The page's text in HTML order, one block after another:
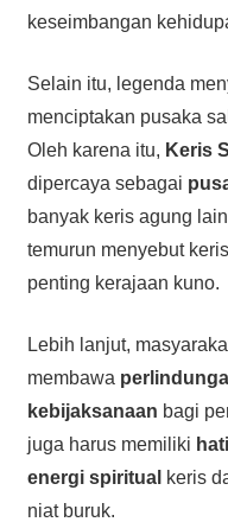
keseimbangan
Selain itu, legenda
menciptakan pusaka
Oleh karena itu, Keris
dipercaya sebagai
banyak keris agung
temurun menyebut
penting kerajaan kuno.
Lebih lanjut,
membawa
kebijaksanaan bagi
juga harus memiliki
energi spiritual keris
niat buruk.